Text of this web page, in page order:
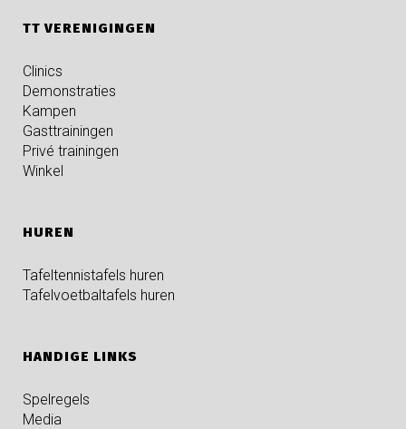
TT VERENIGINGEN
Clinics
Demonstraties
Kampen
Gasttrainingen
Privé trainingen
Winkel
HUREN
Tafeltennistafels huren
Tafelvoetbaltafels huren
HANDIGE LINKS
Spelregels
Media